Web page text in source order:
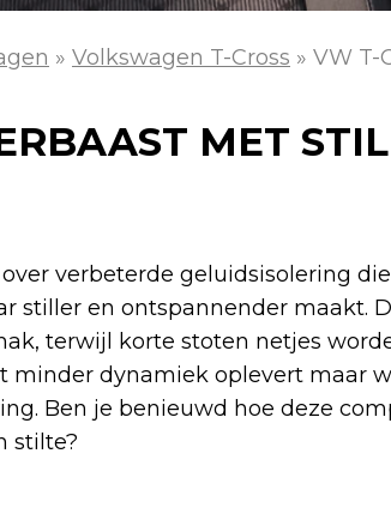
» Volkswagen T-Cross » VW T-
MET
verbeterde geluidsisolering
stiller en ontspannender maakt.
terwijl korte stoten netjes
minder dynamiek oplevert maar
Ben je benieuwd hoe deze
stilte?